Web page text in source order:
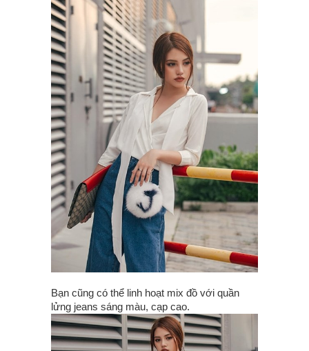
Bạn cũng có thể linh hoạt mix đồ với quần
lửng jeans sáng màu, cạp cao.